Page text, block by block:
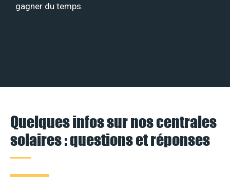
gagner du temps.
Quelques infos sur nos centrales
solaires : questions et réponses